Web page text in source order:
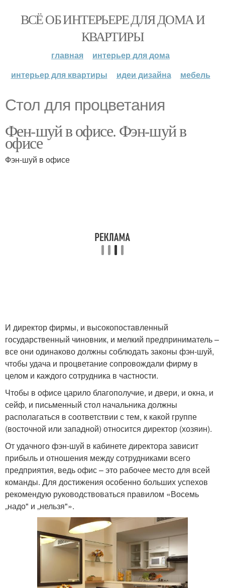
ВСЁ ОБ ИНТЕРЬЕРЕ ДЛЯ ДОМА И
КВАРТИРЫ
главная
интерьер для дома
интерьер для квартиры
идеи дизайна мебель
Стол для процветания
Фен-шуй в офисе. Фэн-шуй в
офисе
Фэн-шуй в офисе
И директор фирмы, и высокопоставленный
государственный чиновник, и мелкий предприниматель –
все они одинаково должны соблюдать законы фэн-шуй,
чтобы удача и процветание сопровождали фирму в
целом и каждого сотрудника в частности.
Чтобы в офисе царило благополучие, и двери, и окна, и
сейф, и письменный стол начальника должны
располагаться в соответствии с тем, к какой группе
(восточной или западной) относится директор (хозяин).
От удачного фэн-шуй в кабинете директора зависит
прибыль и отношения между сотрудниками всего
предприятия, ведь офис – это рабочее место для всей
команды. Для достижения особенно больших успехов
рекомендую руководствоваться правилом «Восемь
„надо" и „нельзя"».